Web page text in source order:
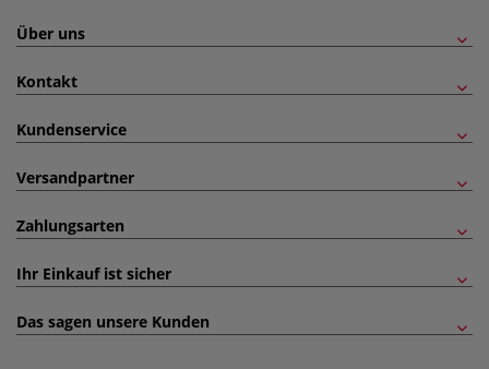
Über uns
Kontakt
Kundenservice
Versandpartner
Zahlungsarten
Ihr Einkauf ist sicher
Das sagen unsere Kunden